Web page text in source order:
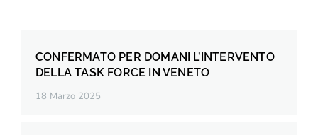
CONFERMATO PER DOMANI L’INTERVENTO
DELLA TASK FORCE IN VENETO
18 Marzo 2025